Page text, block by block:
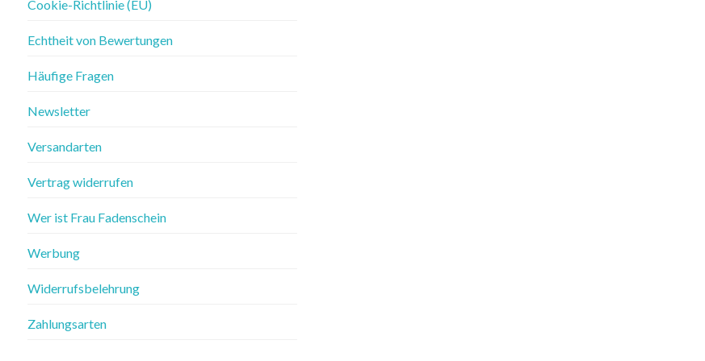
Cookie-Richtlinie (EU)
Echtheit von Bewertungen
Häufige Fragen
Newsletter
Versandarten
Vertrag widerrufen
Wer ist Frau Fadenschein
Werbung
Widerrufsbelehrung
Zahlungsarten